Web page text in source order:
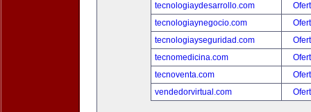
tecnologiaydesarrollo.com
tecnologiaynegocio.com
tecnologiayseguridad.com
tecnomedicina.com
tecnoventa.com
vendedorvirtual.com